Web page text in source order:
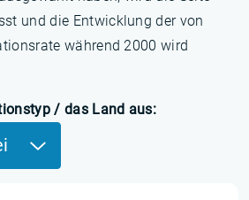
und die Entwicklung der von
während 2000 wird
/ das Land aus: